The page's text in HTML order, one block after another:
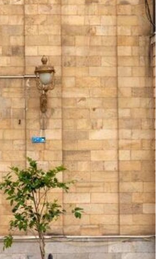
جدید ایران چیست؟
ردپای سیاست در یک جنایت مرموز؛
ماجرای قتل مداح معروف چیست؟